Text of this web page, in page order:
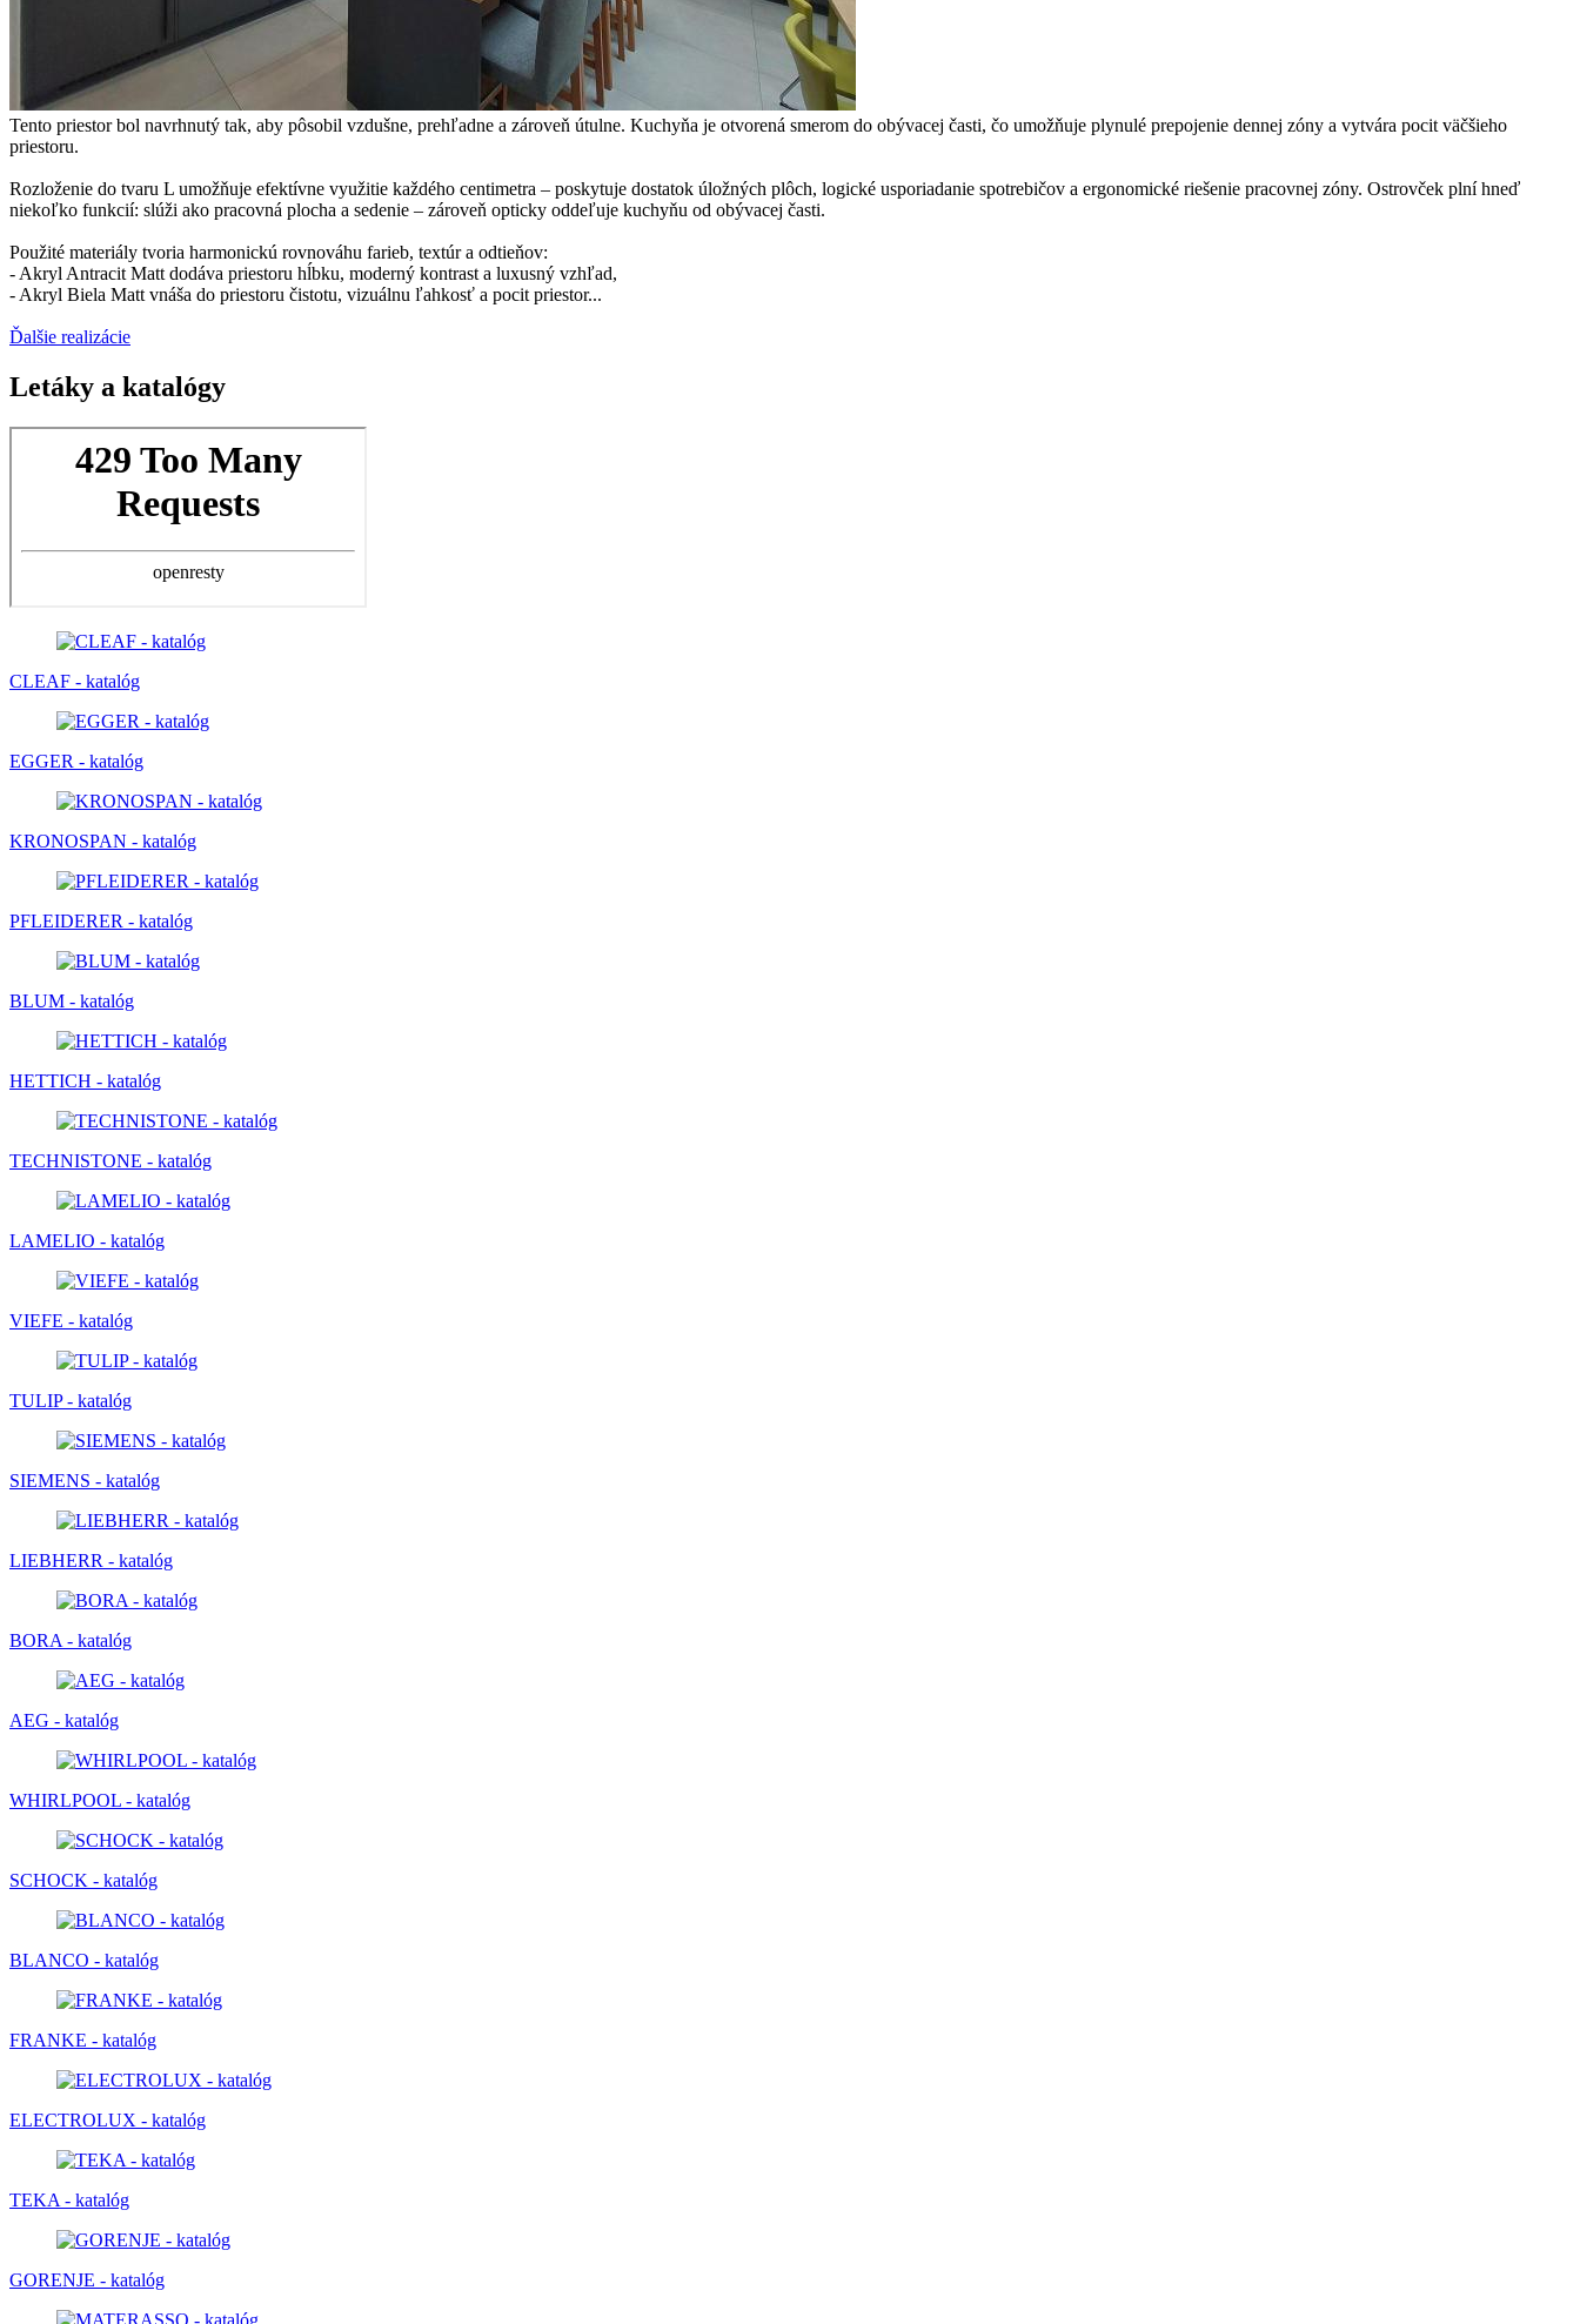
Tento priestor bol navrhnutý tak, aby pôsobil vzdušne, prehľadne a zároveň útulne. Kuchyňa je otvorená smerom do obývacej časti, čo umožňuje plynulé prepojenie dennej zóny a vytvára pocit väčšieho
priestoru.
Rozloženie do tvaru L umožňuje efektívne využitie každého centimetra – poskytuje dostatok úložných plôch, logické usporiadanie spotrebičov a ergonomické riešenie pracovnej zóny. Ostrovček plní hneď
niekoľko funkcií: slúži ako pracovná plocha a sedenie – zároveň opticky oddeľuje kuchyňu od obývacej časti.
Použité materiály tvoria harmonickú rovnováhu farieb, textúr a odtieňov:
- Akryl Antracit Matt dodáva priestoru hĺbku, moderný kontrast a luxusný vzhľad,
- Akryl Biela Matt vnáša do priestoru čistotu, vizuálnu ľahkosť a pocit priestor...
Ďalšie realizácie
Letáky a katalógy
CLEAF - katalóg
EGGER - katalóg
KRONOSPAN - katalóg
PFLEIDERER - katalóg
BLUM - katalóg
HETTICH - katalóg
TECHNISTONE - katalóg
LAMELIO - katalóg
VIEFE - katalóg
TULIP - katalóg
SIEMENS - katalóg
LIEBHERR - katalóg
BORA - katalóg
AEG - katalóg
WHIRLPOOL - katalóg
SCHOCK - katalóg
BLANCO - katalóg
FRANKE - katalóg
ELECTROLUX - katalóg
TEKA - katalóg
GORENJE - katalóg